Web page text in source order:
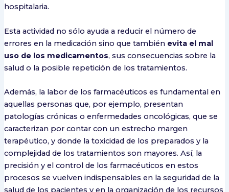
hospitalaria.
Esta actividad no sólo ayuda a reducir el número de
errores en la medicación sino que tambiénevita el mal
uso de los medicamentos, sus consecuencias sobre la
salud o la posible repetición de los tratamientos.
Además, la labor de los farmacéuticos es fundamental en
aquellas personas que, por ejemplo, presentan
patologías crónicas o enfermedades oncológicas, que se
caracterizan por contar con un estrecho margen
terapéutico, y donde la toxicidad de los preparados y la
complejidad de los tratamientos son mayores. Así, la
precisión y el control de los farmacéuticos en estos
procesos se vuelven indispensables en la seguridad de la
salud de los pacientes y en la organización de los recursos